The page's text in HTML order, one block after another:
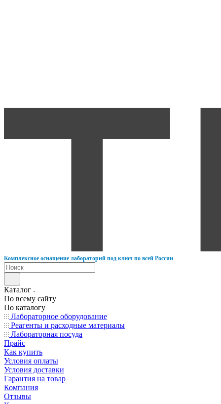
Комплексное оснащение лабораторий под ключ по всей России
Каталог
По всему сайту
По каталогу
Лабораторное оборудование
Реагенты и расходные материалы
Лабораторная посуда
Прайс
Как купить
Условия оплаты
Условия доставки
Гарантия на товар
Компания
Отзывы